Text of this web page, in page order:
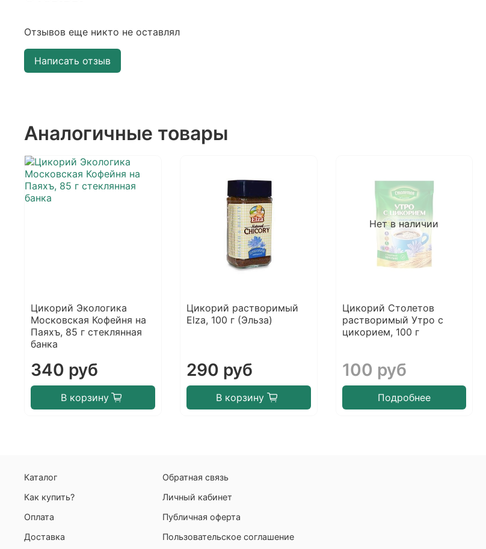
Отзывов еще никто не оставлял
Написать отзыв
Аналогичные товары
Цикорий Экологика
Московская Кофейня на
Паяхъ, 85 г стеклянная
банка
340 руб
В корзину
Цикорий растворимый
Elza, 100 г (Эльза)
290 руб
В корзину
Нет в наличии
Цикорий Столетов
растворимый Утро с
цикорием, 100 г
100 руб
Подробнее
Каталог
Как купить?
Оплата
Доставка
Обратная связь
Личный кабинет
Публичная оферта
Пользовательское соглашение